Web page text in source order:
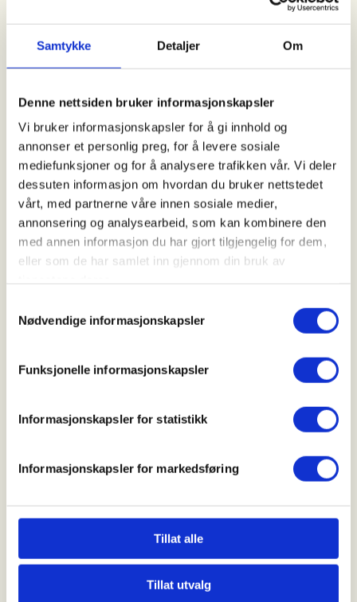
Samtykke Detaljer Om
Denne nettsiden bruker informasjonskapsler
Vi bruker informasjonskapsler for å gi innhold og
annonser et personlig preg, for å levere sosiale
mediefunksjoner og for å analysere trafikken vår. Vi deler
dessuten informasjon om hvordan du bruker nettstedet
vårt, med partnerne våre innen sosiale medier,
annonsering og analysearbeid, som kan kombinere den
med annen informasjon du har gjort tilgjengelig for dem,
eller som de har samlet inn gjennom din bruk av
Nødvendige informasjonskapsler
Funksjonelle informasjonskapsler
Informasjonskapsler for statistikk
Informasjonskapsler for markedsføring
Tillat alle
Tillat utvalg
Invitasjon til Jaktskytterskole for
ungdom og unge voksne 16–26 år.
deg mellom 16 og 26 år til en målrettet og lærerik
ønsker å utvikle ferdigheter innenjaktskyting
trygg og profesjonellvåpenhåndteringog oppleve
ekte mestring i et seriøst miljø.
Hva du får oppleve
Systematisk trening i miniatyrskytingmed
Instruksjon fra svært erfarne jegere med solid
kompetanse på sikkerhet og opplæring
Praktiske øvelser som bygger presisjon, fokus
og trygghet
Avsluttende samling på skytebanen i Olsvika der
du får prøve
kraftfull opplevelse
Hvorfor delta: For deg som vurderer jegerprøven,
ønsker å bli tryggere på skyting, eller bare vil utvikle
ferdigheter i et seriøst og sosialt miljø, er dette en
og teknikk – og du får trene i et miljø som tar deg